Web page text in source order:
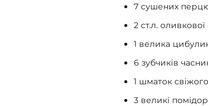
7 сушених перцю
2 ст.л. оливкової
1 велика
6 зубчиків
1 шматок
3 великі